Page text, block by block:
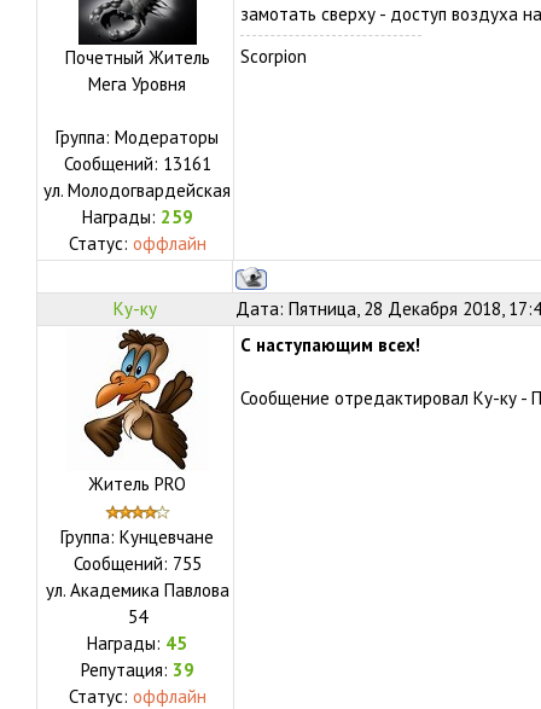
Почетный Житель
Мега Уровня
Группа: Модераторы
Сообщений: 13161
ул. Молодогвардейская
Награды: 259
Статус: оффлайн
замотать сверху - доступ воздуха
Scorpion
Ку-ку Дата: Пятница, 28 Декабря 2018,
Житель PRO
Группа: Кунцевчане
Сообщений: 755
ул. Академика Павлова
54
Награды: 45
Репутация: 39
Статус: оффлайн
С наступающим всех!
Сообщение отредактировал Ку-ку -